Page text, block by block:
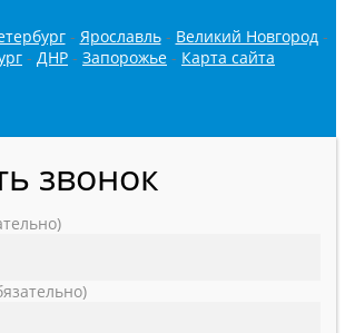
- Ярославль- Великий Новгород-
- ДНР - Запорожье - Карта сайта
звонок